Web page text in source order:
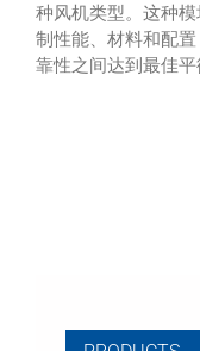
种风机类型。这种
制性能、材料和配
靠性之间达到最佳平